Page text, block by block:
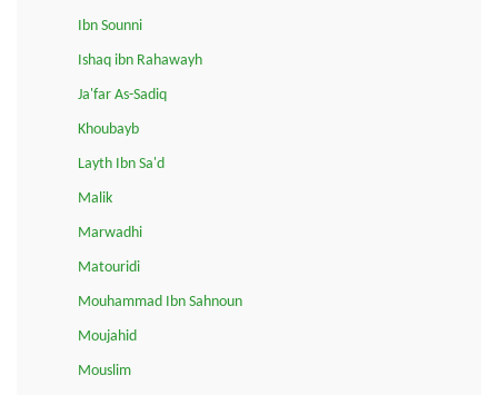
Ibn Sounni
Ishaq ibn Rahawayh
Ja'far As-Sadiq
Khoubayb
Layth Ibn Sa'd
Malik
Marwadhi
Matouridi
Mouhammad Ibn Sahnoun
Moujahid
Mouslim